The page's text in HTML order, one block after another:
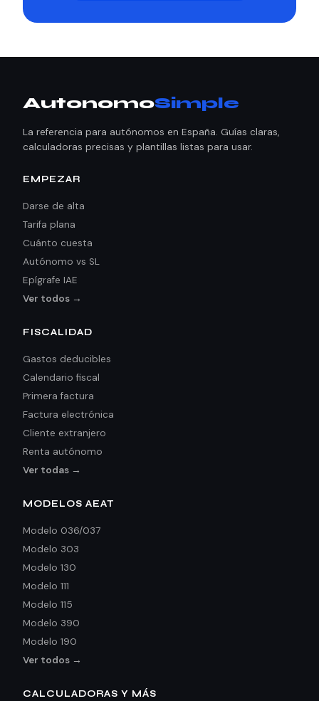
AutonomoSimple
La referencia para autónomos en España. Guías claras,
calculadoras precisas y plantillas listas para usar.
EMPEZAR
Darse de alta
Tarifa plana
Cuánto cuesta
Autónomo vs SL
Epígrafe IAE
Ver todos →
FISCALIDAD
Gastos deducibles
Calendario fiscal
Primera factura
Factura electrónica
Cliente extranjero
Renta autónomo
Ver todas →
MODELOS AEAT
Modelo 036/037
Modelo 303
Modelo 130
Modelo 111
Modelo 115
Modelo 390
Modelo 190
Ver todos →
CALCULADORAS Y MÁS